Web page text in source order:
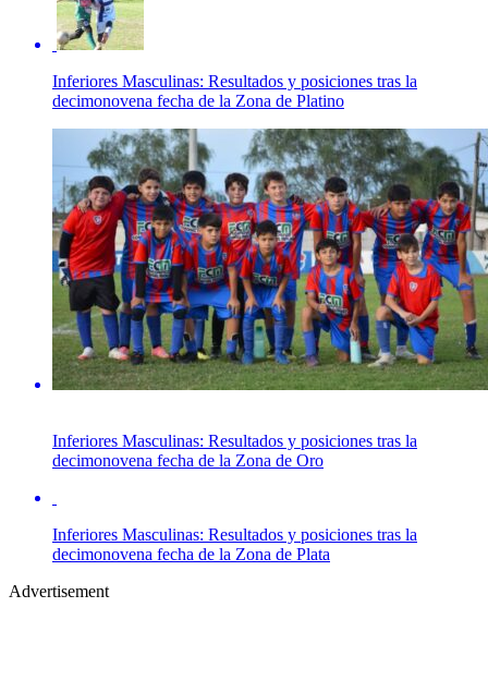
Inferiores Masculinas: Resultados y posiciones tras la
decimonovena fecha de la Zona de Platino
Inferiores Masculinas: Resultados y posiciones tras la
decimonovena fecha de la Zona de Oro
Inferiores Masculinas: Resultados y posiciones tras la
decimonovena fecha de la Zona de Plata
Advertisement